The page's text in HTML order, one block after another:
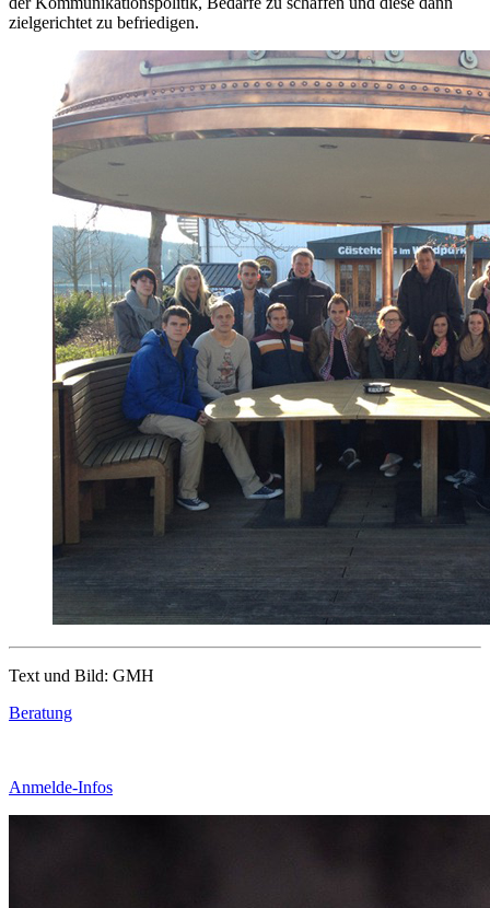
zielgerichtet zu befriedigen.
Text und Bild: GMH
Beratung
Anmelde-Infos